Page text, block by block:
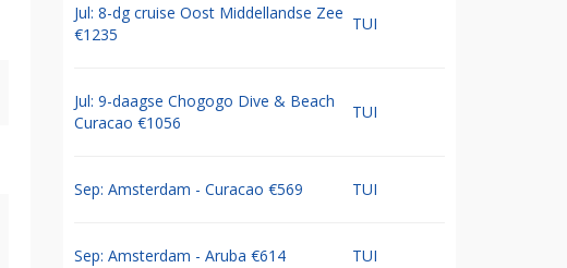
Jul: 8-dg cruise Oost Middellandse Zee
€1235
TUI
Jul: 9-daagse Chogogo Dive & Beach
Curacao €1056
TUI
Sep: Amsterdam - Curacao €569 TUI
Sep: Amsterdam - Aruba €614 TUI